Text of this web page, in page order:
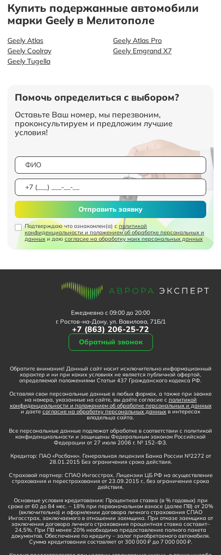
Купить подержанные автомобили
марки Geely в Мелитополе
Geely Atlas
Geely Atlas Pro
Geely Coolray
Geely Emgrand X7
Geely Tugella
Помочь определиться с выбором?
Оставьте Ваш номер, мы перезвоним,
проконсультируем и предложим лучшие
условия!
Подтверждаю что ознакомлен(а) сполитикой
конфиденциальности и положением об обработке персональных и
данных и даю согласие на обработку моих персональных данных
Отправить заявку
Ежедневно с 09:00 до 20:00
г. Ростов-на-Дону, ул. Вавилова, 71Б/1
+7 (863) 206-25-72
Обратный звонок
Обратите внимание! Данный сайт носит исключительно информационный
характер и ни при каких условиях не является публичной офертой,
определяемой положениями Статьи 437 Гражданского кодекса РФ.
Оставляя свои персональные данные в любых формах, а также при звонке
на номера, указанные на сайте, вы даёте согласие с политикой
конфиденциальности и положением об обработке персональных и данных
и даете согласие на обработку персональных данных в интересах
владельца сайта.
Все персональные данные подлежат обработке в соответствии с политикой
конфиденциальности и защищены Федеральным законом Российской
Федерации от 27 июля 2006 г. № 152-ФЗ.
Кредитор: ПАО «Росбанк». Генеральная лицензия Банка России №2272 от
28.01.2015 Без ограничения срока действия.
Страховой партнер: СПАО Ингосстрах. Лицензии ЦБ РФ на осуществление
страхования и перестрахования от 23.09.2015 г., без ограничения срока
действия.
Основные условия кредитования: Процентная ставка (в % годовых) при
сроке от 60 до 84 мес. – 18% при первоначальном взносе (далее ПВ) от 20%
(включительно) и оформлении договора личного страхования СПАО
Ингосстрах, заключаемого в отношении заемщика. При отказе заемщика от
заключения договора личного страхования процентная ставка составит–
24,5%. При ПВ менее 20% необходимо предоставление полного пакета
документов. Обеспечение по кредиту – залог приобретаемого автомобиля.
Сумма кредитования составляет от 300 000 ₽ до 7 000 000 ₽.